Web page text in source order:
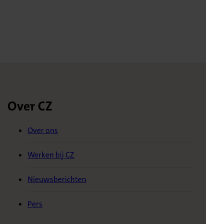
Over CZ
Over ons
Werken bij CZ
Nieuwsberichten
Pers